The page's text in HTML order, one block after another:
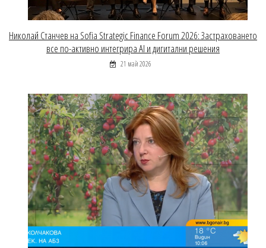
Николай Станчев на Sofia Strategic Finance Forum 2026: Застраховането
все по-активно интегрира AI и дигитални решения
21 май 2026